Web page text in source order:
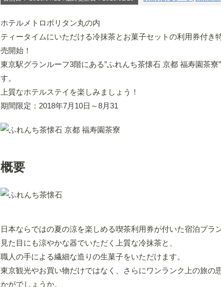
ホテルメトロポリタン丸の内
ティータイムにいただける冷抹茶とお菓子セットの利用券付き
売開始！
東京駅グランルーフ3階にある”ふれんち茶懐石 京都 福寿園茶寮
す。
上質なホテルステイを楽しみましょう！
期間限定：2018年7月10日～8月31
概要
日本ならではの夏の涼を楽しめる喫茶利用券が付いた宿泊プラン
見た目にも涼やかな器でいただく上質な冷抹茶と、
職人の手による繊細な造りの生菓子をいただけます。
東京観光やお買い物だけではなく、さらにワンランク上の旅の
かがでしょうか。